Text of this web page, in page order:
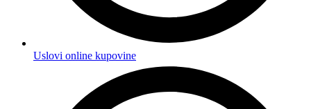
Uslovi online kupovine